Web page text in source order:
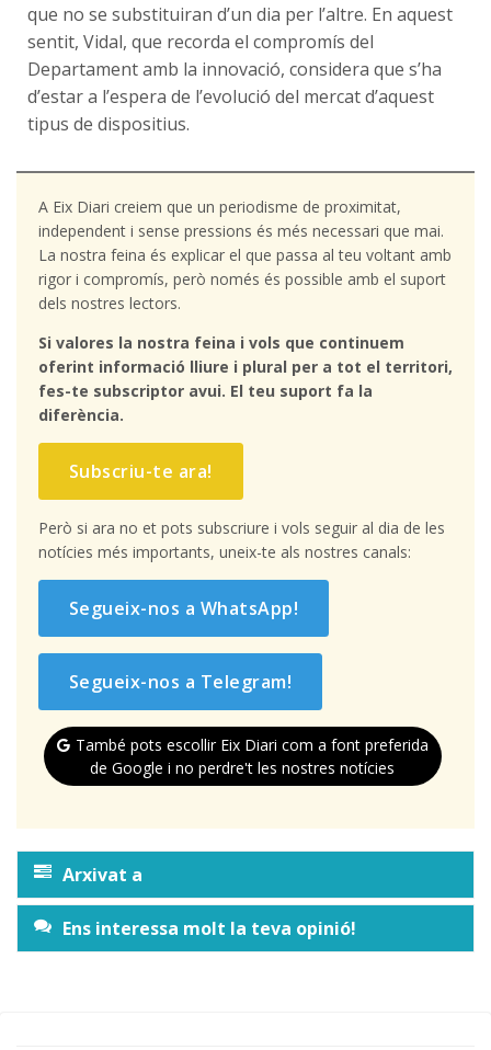
que no se substituiran d’un dia per l’altre. En aquest
sentit, Vidal, que recorda el compromís del
Departament amb la innovació, considera que s’ha
d’estar a l’espera de l’evolució del mercat d’aquest
tipus de dispositius.
A Eix Diari creiem que un periodisme de proximitat,
independent i sense pressions és més necessari que mai.
La nostra feina és explicar el que passa al teu voltant amb
rigor i compromís, però només és possible amb el suport
dels nostres lectors.
Si valores la nostra feina i vols que continuem
oferint informació lliure i plural per a tot el territori,
fes-te subscriptor avui. El teu suport fa la
diferència.
Subscriu-te ara!
Però si ara no et pots subscriure i vols seguir al dia de les
notícies més importants, uneix-te als nostres canals:
Segueix-nos a WhatsApp!
Segueix-nos a Telegram!
També pots escollir Eix Diari com a font preferida
de Google i no perdre't les nostres notícies
Arxivat a
Ens interessa molt la teva opinió!